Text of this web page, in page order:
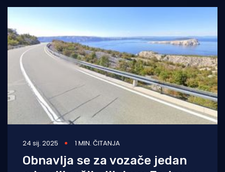
24 sij. 2025 1 MIN. ČITANJA
Obnavlja se za vozače jedan